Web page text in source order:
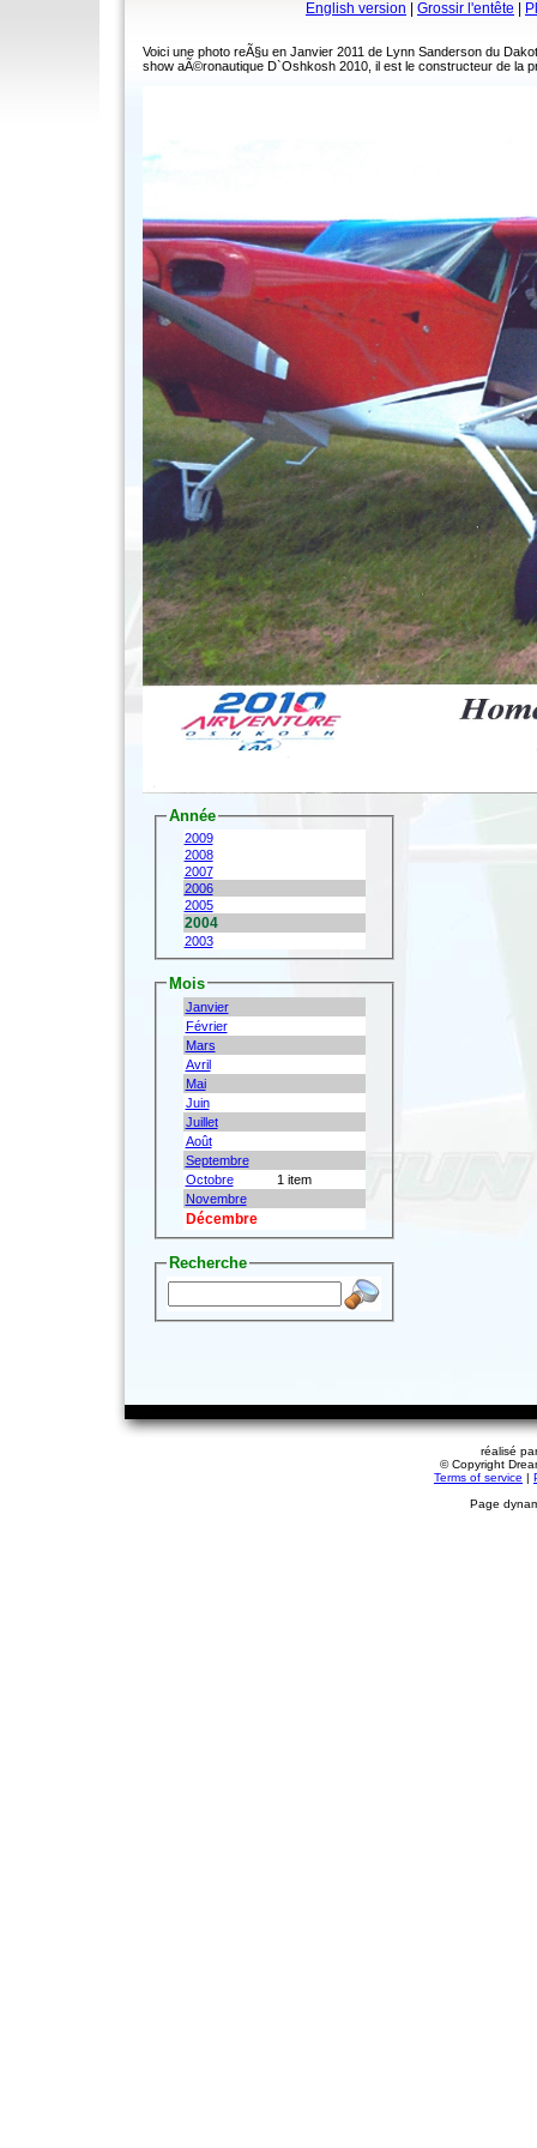
English version Grossir l'entête
Voici une photo reÃ§u en Janvier 2011 de Lynn Sanderson du
show aÃ©ronautique D`Oshkosh 2010, il est le constructeur de la
Année
2009
2008
2007
2006
2005
2004
2003
Mois
Janvier
Février
Mars
Avril
Mai
Juin
Juillet
Août
Septembre
Octobre
1 item
Novembre
Décembre
Recherche
réalisé
© Copyright
Terms of service |
Page